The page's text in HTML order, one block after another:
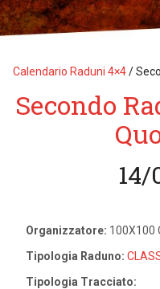
Calendario Raduni 4×4/
Secondo
Organizzatore: 100X100
Tipologia Raduno:
Tipologia Tracciato: